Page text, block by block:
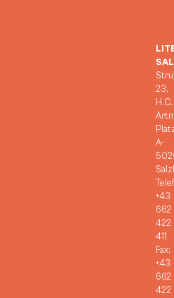
23,
H.C.
A-
+43
662
422
411
Fax:
+43
662
422